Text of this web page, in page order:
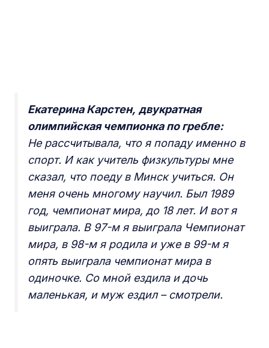
Екатерина Карстен, двукратная
олимпийская чемпионка по гребле:
Не рассчитывала, что я попаду именно в
спорт. И как учитель физкультуры мне
сказал, что поеду в Минск учиться. Он
меня очень многому научил. Был 1989
год, чемпионат мира, до 18 лет. И вот я
выиграла. В 97-м я выиграла Чемпионат
мира, в 98-м я родила и уже в 99-м я
опять выиграла чемпионат мира в
одиночке. Со мной ездила и дочь
маленькая, и муж ездил – смотрели.